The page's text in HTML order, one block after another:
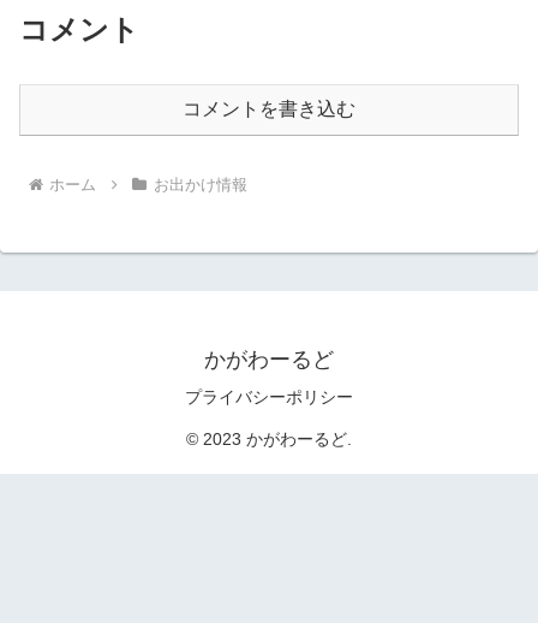
コメント
コメントを書き込む
ホーム お出かけ情報
かがわーるど
プライバシーポリシー
© 2023 かがわーるど.